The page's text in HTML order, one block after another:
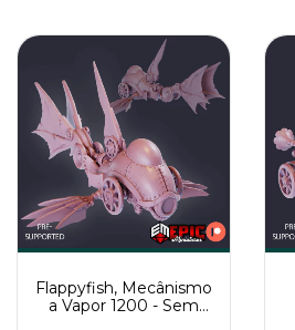
Flappyfish, Mecânismo
a Vapor 1200 - Sem